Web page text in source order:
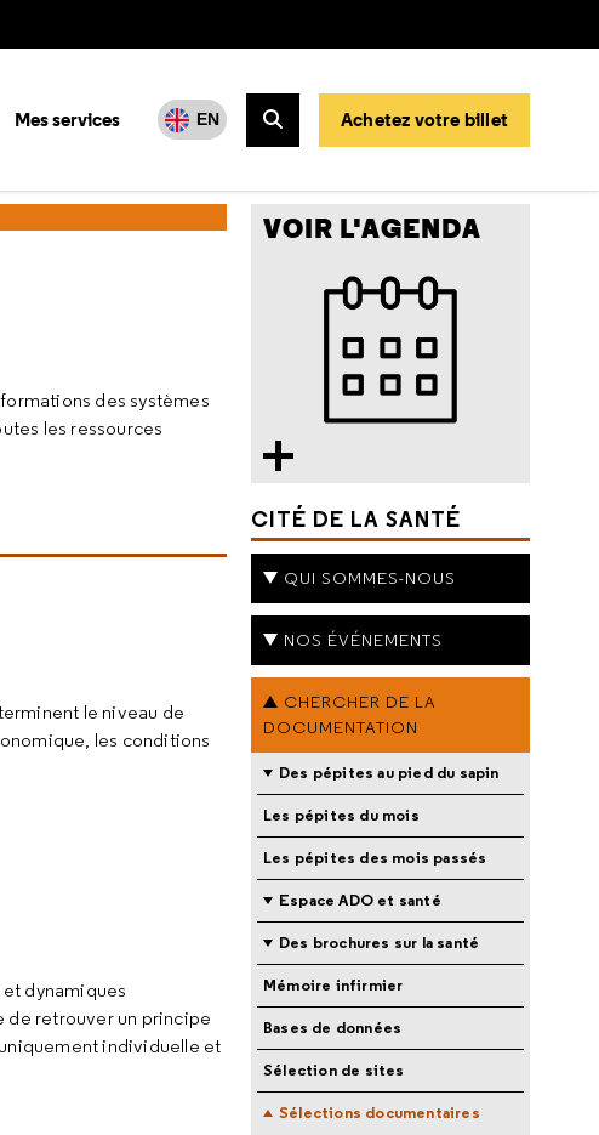
Mes services EN
Rechercher
Achetez votre billet
des systèmes
les ressources
le niveau de
les conditions
dynamiques
de retrouver un principe
individuelle et
VOIR L'AGENDA
CITÉ DE LA SANTÉ
QUI SOMMES-NOUS
NOS ÉVÉNEMENTS
CHERCHER DE LA
DOCUMENTATION
Des pépites au pied du sapin
Les pépites du mois
Les pépites des mois passés
Espace ADO et santé
Des brochures sur la santé
Mémoire infirmier
Bases de données
Sélection de sites
Sélections documentaires